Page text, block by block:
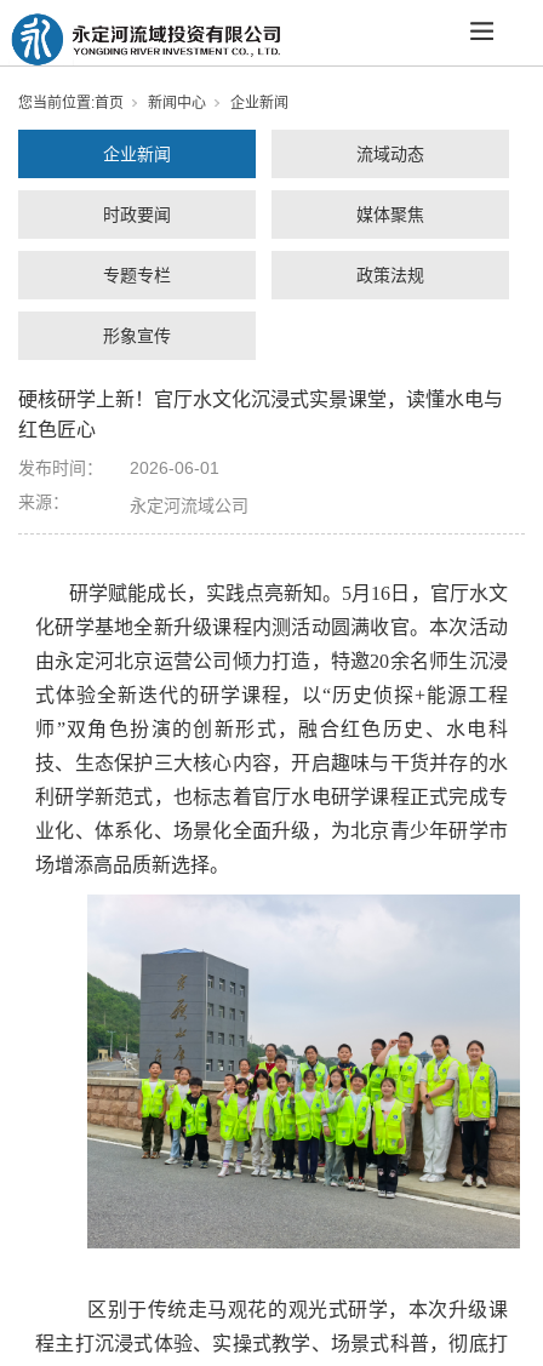
您当前位置:首页 新闻中心 企业新闻
企业新闻 流域动态
时政要闻 媒体聚焦
专题专栏 政策法规
形象宣传
硬核研学上新！官厅水文化沉浸式实景课堂，读懂水电与
红色匠心
发布时间：
2026-06-01
来源：
永定河流域公司
研学赋能成长，实践点亮新知。5月16日，官厅水文
化研学基地全新升级课程内测活动圆满收官。本次活动
由永定河北京运营公司倾力打造，特邀20余名师生沉浸
式体验全新迭代的研学课程，以“历史侦探+能源工程
师”双角色扮演的创新形式，融合红色历史、水电科
技、生态保护三大核心内容，开启趣味与干货并存的水
利研学新范式，也标志着官厅水电研学课程正式完成专
业化、体系化、场景化全面升级，为北京青少年研学市
场增添高品质新选择。
区别于传统走马观花的观光式研学，本次升级课
程主打沉浸式体验、实操式教学、场景式科普，彻底打